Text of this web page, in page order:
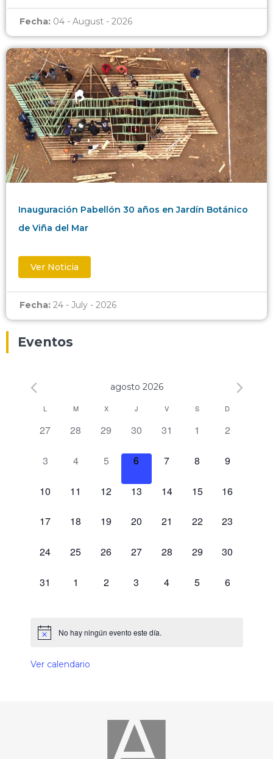
Fecha: 04 - August - 2026
Inauguración Pabellón 30 años en Jardín Botánico
de Viña del Mar
Ver Noticia
Fecha: 24 - July - 2026
Eventos
agosto 2026
Calendario
de
Eventos
L M X J V S D
0 eventos,
27 0 eventos,
28 0 eventos,
29 0 eventos,
30 0 eventos,
31 0 eventos,
1 0 eventos,
2
0 eventos,
3 0 eventos,
4 0 eventos,
5 0 eventos,
6 0 eventos,
7 0 eventos,
8 0 eventos,
9
0 eventos,
10 0 eventos,
11 0 eventos,
12 0 eventos,
13 0 eventos,
14 0 eventos,
15 0 eventos,
16
0 eventos,
17 0 eventos,
18 0 eventos,
19 0 eventos,
20 0 eventos,
21 0 eventos,
22 0 eventos,
23
0 eventos,
24 0 eventos,
25 0 eventos,
26 0 eventos,
27 0 eventos,
28 0 eventos,
29 0 eventos,
30
0 eventos,
31 0 eventos,
1 0 eventos,
2 0 eventos,
3 0 eventos,
4 0 eventos,
5 0 eventos,
6
No hay ningún evento este día.
Ver calendario